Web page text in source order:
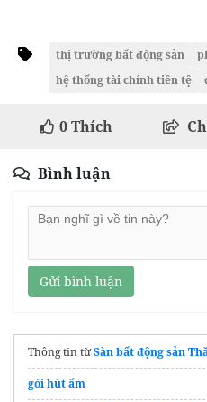
thị trường bất động sản
hệ thống tài chính tiền tệ
0Thích
Bình luận
Gửi bình luận
Thông tin từSàn bất động sản
gói hút ẩm